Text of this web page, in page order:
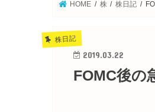
HOME 株 株日記
株日記
2019.03.22
FOMC後の